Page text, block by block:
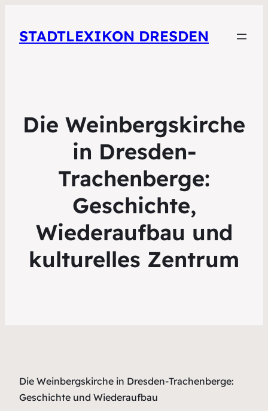
STADTLEXIKON DRESDEN
Die Weinbergskirche
in Dresden-
Trachenberge:
Geschichte,
Wiederaufbau und
kulturelles Zentrum
Die Weinbergskirche in Dresden-Trachenberge:
Geschichte und Wiederaufbau